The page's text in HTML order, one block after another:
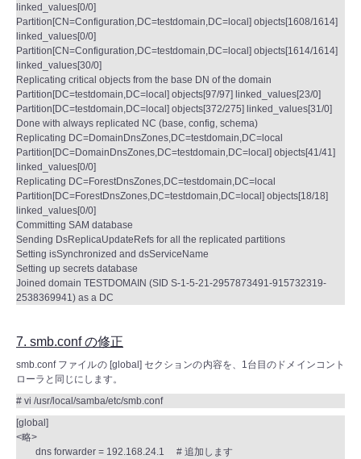
linked_values[0/0]
Partition[CN=Configuration,DC=testdomain,DC=local] objects[1608/1614]
linked_values[0/0]
Partition[CN=Configuration,DC=testdomain,DC=local] objects[1614/1614]
linked_values[30/0]
Replicating critical objects from the base DN of the domain
Partition[DC=testdomain,DC=local] objects[97/97] linked_values[23/0]
Partition[DC=testdomain,DC=local] objects[372/275] linked_values[31/0]
Done with always replicated NC (base, config, schema)
Replicating DC=DomainDnsZones,DC=testdomain,DC=local
Partition[DC=DomainDnsZones,DC=testdomain,DC=local] objects[41/41]
linked_values[0/0]
Replicating DC=ForestDnsZones,DC=testdomain,DC=local
Partition[DC=ForestDnsZones,DC=testdomain,DC=local] objects[18/18]
linked_values[0/0]
Committing SAM database
Sending DsReplicaUpdateRefs for all the replicated partitions
Setting isSynchronized and dsServiceName
Setting up secrets database
Joined domain TESTDOMAIN (SID S-1-5-21-2957873491-915732319-
2538369941) as a DC
7. smb.conf の修正
smb.conf ファイルの [global] セクションの内容を、1台目のドメインコント
ローラと同じにします。
# vi /usr/local/samba/etc/smb.conf
[global]
<略>
dns forwarder = 192.168.24.1 # 追加します